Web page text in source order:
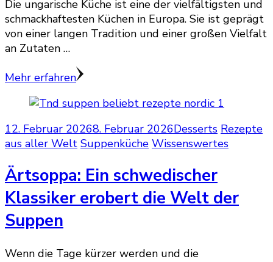
Die ungarische Küche ist eine der vielfältigsten und
schmackhaftesten Küchen in Europa. Sie ist geprägt
von einer langen Tradition und einer großen Vielfalt
an Zutaten …
Mehr erfahren
12. Februar 20268. Februar 2026Desserts Rezepte
aus aller Welt Suppenküche Wissenswertes
Ärtsoppa: Ein schwedischer
Klassiker erobert die Welt der
Suppen
Wenn die Tage kürzer werden und die